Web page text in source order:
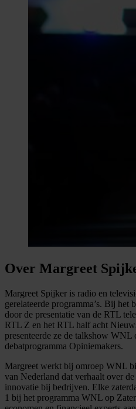
Over Margreet
Margreet Spijker is radio en
gerelateerde programma’s. Bij het
door de presentatie van de RTL
RTL Z en het RTL half acht
presenteerde ze de talkshow WNL
debatprogramma Opiniemakers.
Margreet werkt bij omroep WNL
van Nederland dat verhaalt over
innovatie bij bedrijven. Elke
1 bij het programma WNL op